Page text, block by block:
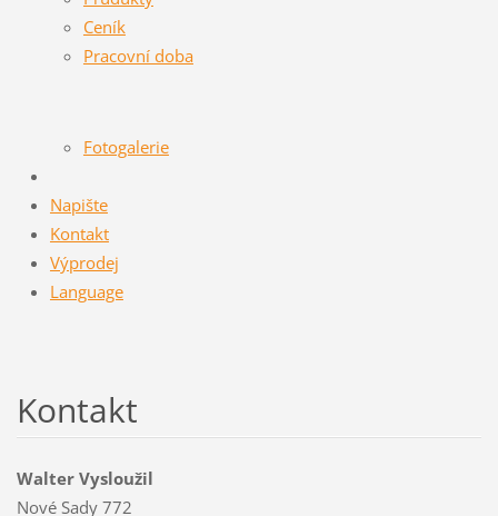
Ceník
Pracovní doba
Fotogalerie
Napište
Kontakt
Výprodej
Language
Kontakt
Walter Vysloužil
Nové Sady 772